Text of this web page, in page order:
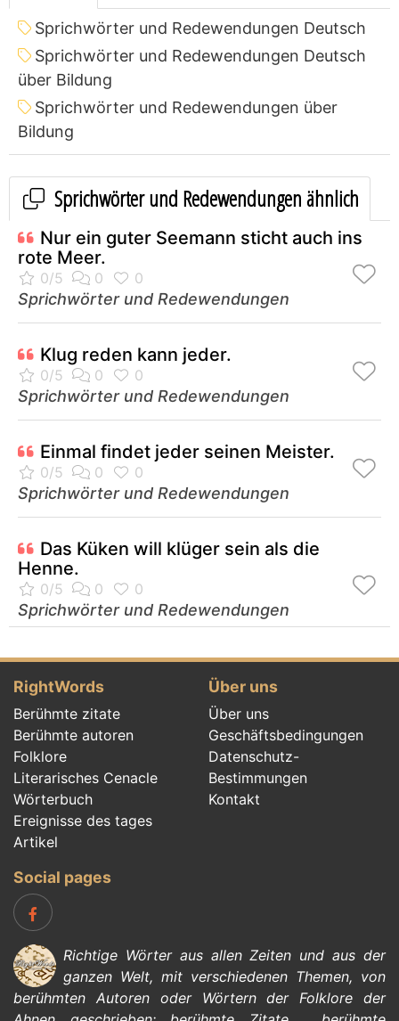
Sprichwörter und Redewendungen Deutsch
Sprichwörter und Redewendungen Deutsch
über Bildung
Sprichwörter und Redewendungen über
Bildung
Sprichwörter und Redewendungen ähnlich
Nur ein guter Seemann sticht auch ins
rote Meer.
Sprichwörter und Redewendungen
Klug reden kann jeder.
Sprichwörter und Redewendungen
Einmal findet jeder seinen Meister.
Sprichwörter und Redewendungen
Das Küken will klüger sein als die
Henne.
Sprichwörter und Redewendungen
RightWords
Berühmte zitate
Berühmte autoren
Folklore
Literarisches Cenacle
Wörterbuch
Ereignisse des tages
Artikel
Über uns
Über uns
Geschäftsbedingungen
Datenschutz-
Bestimmungen
Kontakt
Social pages
Richtige Wörter aus allen Zeiten und aus der
ganzen Welt, mit verschiedenen Themen, von
berühmten Autorenoder Wörtern derFolklore der